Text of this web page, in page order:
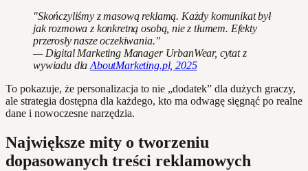
"Skończyliśmy z masową reklamą. Każdy komunikat był
jak rozmowa z konkretną osobą, nie z tłumem. Efekty
przerosły nasze oczekiwania."
— Digital Marketing Manager UrbanWear, cytat z
wywiadu dlaAboutMarketing.pl, 2025
To pokazuje, że personalizacja to nie „dodatek” dla dużych graczy,
ale strategia dostępna dla każdego, kto ma odwagę sięgnąć po realne
dane i nowoczesne narzędzia.
Największe mity o tworzeniu
dopasowanych treści reklamowych